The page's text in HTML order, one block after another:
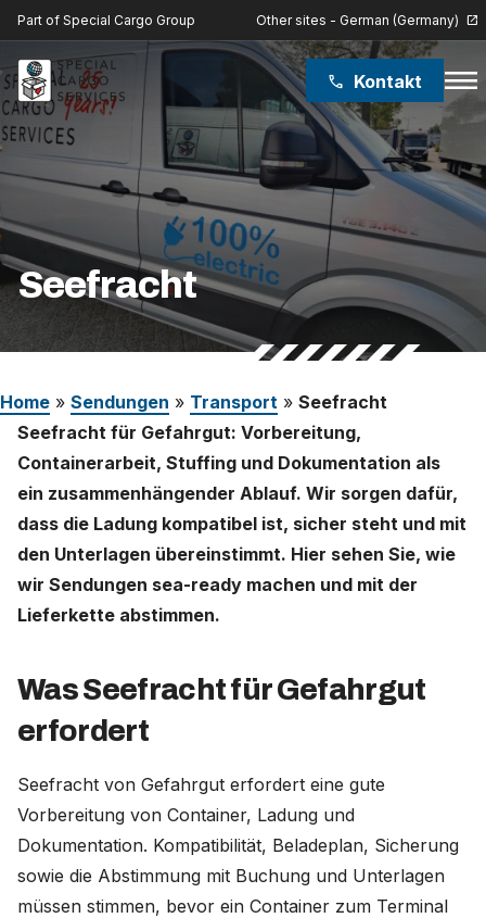
Part of Special Cargo Group Other sites - German (Germany) open_in_new
phone Kontakt menu
Seefracht
Home » Sendungen » Transport » Seefracht
Seefracht für Gefahrgut: Vorbereitung,
Containerarbeit, Stuffing und Dokumentation als
ein zusammenhängender Ablauf. Wir sorgen dafür,
dass die Ladung kompatibel ist, sicher steht und mit
den Unterlagen übereinstimmt. Hier sehen Sie, wie
wir Sendungen sea-ready machen und mit der
Lieferkette abstimmen.
Was Seefracht für Gefahrgut
erfordert
Seefracht von Gefahrgut erfordert eine gute
Vorbereitung von Container, Ladung und
Dokumentation. Kompatibilität, Beladeplan, Sicherung
sowie die Abstimmung mit Buchung und Unterlagen
müssen stimmen, bevor ein Container zum Terminal
Special Cargo Group
Special Cargo College
Isologic
Leistungen
Über uns
Karriere
Deutschland (Deutsch)
Nederland (Nederlands)
United States (English)